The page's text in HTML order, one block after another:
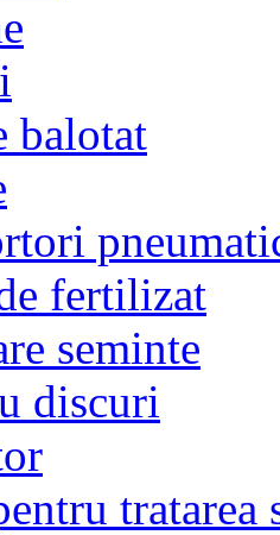
balotat
fertilizat
seminte
discuri
tratarea